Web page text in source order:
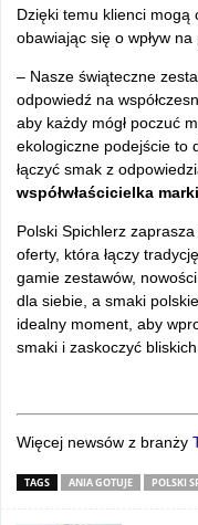
Dzięki temu klienci mogą
obawiając się o wpływ na
– Nasze świąteczne
odpowiedź na
aby każdy mógł poczuć
ekologiczne podejście to
łączyć smak z
współwłaścicielka marki
Polski Spichlerz
oferty, która łączy
gamie zestawów,
dla siebie, a smaki
idealny moment, aby
smaki i zaskoczyć
Więcej newsów z branży
TAGS ANIA GOTUJE POLSKI